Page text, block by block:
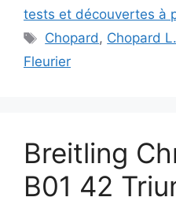
tests et découvertes à
Étiquettes
Chopard, Chopard
Fleurier
Breitling
B01 42